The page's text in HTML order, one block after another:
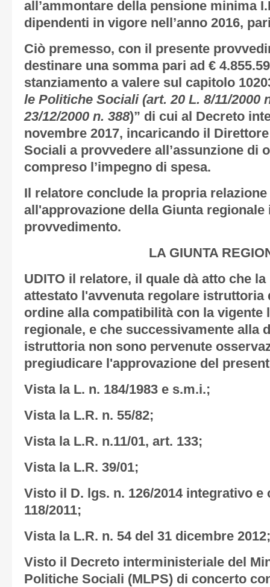
all’ammontare della pensione minima
dipendenti in vigore nell’anno 2016,
Ciò premesso, con il presente
destinare una somma pari ad €
stanziamento a valere sul capitolo
le Politiche Sociali (art. 20 L. 8/11/2000
23/12/2000 n. 388)” di cui al Decreto
novembre 2017, incaricando il
Sociali a provvedere all’assunzione di
compreso l’impegno di spesa.
Il relatore conclude la propria
all'approvazione della Giunta regionale
provvedimento.
LA GIUNTA
UDITO il relatore, il quale dà atto che
attestato l'avvenuta regolare istruttoria
ordine alla compatibilità con la vigente
regionale, e che successivamente alla
istruttoria non sono pervenute
pregiudicare l'approvazione del
Vista la L. n. 184/1983 e s.m.i.;
Vista la L.R. n. 55/82;
Vista la L.R. n.11/01, art. 133;
Vista la L.R. 39/01;
Visto il D. lgs. n. 126/2014 integrativo
118/2011;
Vista la L.R. n. 54 del 31 dicembre 2012;
Visto il Decreto interministeriale del
Politiche Sociali (MLPS) di concerto